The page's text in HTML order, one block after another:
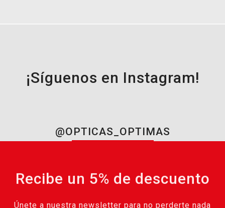
¡Síguenos en Instagram!
@OPTICAS_OPTIMAS
Recibe un 5% de descuento
Únete a nuestra newsletter para no perderte nada